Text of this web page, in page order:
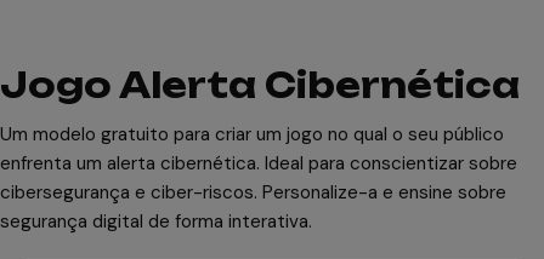
Jogo Alerta Cibernética
Um modelo gratuito para criar um jogo no qual o seu público
enfrenta um alerta cibernética. Ideal para conscientizar sobre
cibersegurança e ciber-riscos. Personalize-a e ensine sobre
segurança digital de forma interativa.